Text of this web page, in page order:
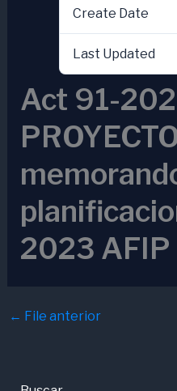
Create Date
Last Updated
Act 91-
2023 AFIP
← File anterior